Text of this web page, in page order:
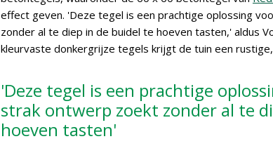
effect geven. 'Deze tegel is een prachtige oplossing
zonder al te diep in de buidel te hoeven tasten,' aldus
kleurvaste donkergrijze tegels krijgt de tuin een
'Deze tegel is een prachtige
strak ontwerp zoekt zonder al te
hoeven tasten'